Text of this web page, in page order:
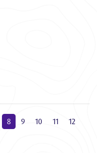
8 9 10 11
12